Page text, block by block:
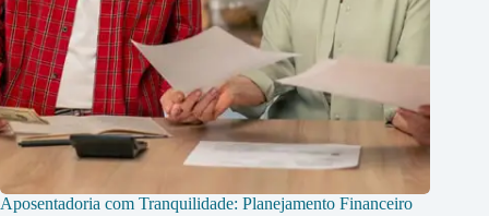
Aposentadoria com Tranquilidade: Planejamento Financeiro